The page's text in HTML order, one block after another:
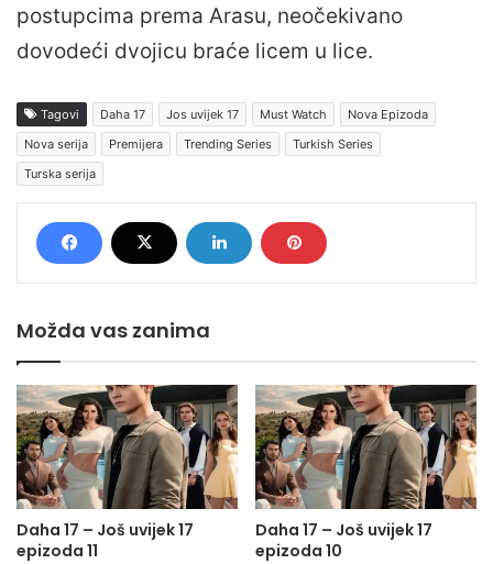
postupcima prema Arasu, neočekivano
dovodeći dvojicu braće licem u lice.
Tagovi Daha 17 Jos uvijek 17 Must Watch
Nova Epizoda
Nova serija
Premijera Trending Series
Turkish Series
Turska serija
Možda vas zanima
Daha 17 – Još uvijek 17
epizoda 11
Daha 17 – Još uvijek 17
epizoda 10